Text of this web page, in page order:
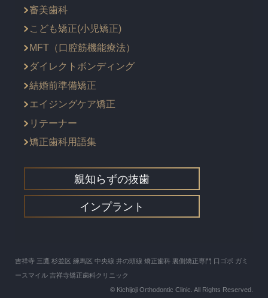
審美歯科
こども矯正(小児矯正)
MFT（口腔筋機能療法）
ダイレクトボンディング
結婚前準備矯正
エイジングケア矯正
リテーナー
矯正歯科用語集
親知らずの抜歯
インプラント
吉祥寺 三鷹 杉並区 練馬区 中央線 井の頭線 矯正歯科 裏側矯正専門 口ゴボ ガミ
ースマイル 吉祥寺矯正歯科クリニック
© Kichijoji Orthodontic Clinic. All Rights Reserved.